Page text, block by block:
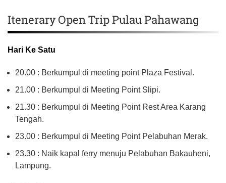
Itenerary Open Trip Pulau Pahawang
Hari Ke Satu
20.00 : Berkumpul di meeting point Plaza Festival.
21.00 : Berkumpul di Meeting Point Slipi.
21.30 : Berkumpul di Meeting Point Rest Area Karang
Tengah.
23.00 : Berkumpul di Meeting Point Pelabuhan Merak.
23.30 : Naik kapal ferry menuju Pelabuhan Bakauheni,
Lampung.